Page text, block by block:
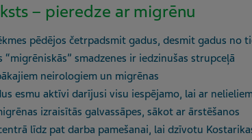
– pieredze ar migrēnu
pēdējos četrpadsmit gadus, desmit gadus no
smadzenes ir iedzinušas strupceļā
neirologiem un migrēnas
esmu aktīvi darījusi visu iespējamo, lai ar
izraisītās galvassāpes, sākot ar ārstēšanos
līdz pat darba pamešanai, lai dzīvotu